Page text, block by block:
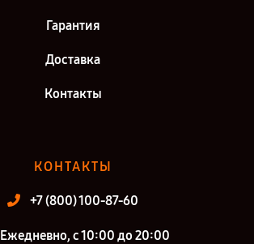
Гарантия
Доставка
Контакты
КОНТАКТЫ
+7 (800) 100-87-60
Ежедневно, с 10:00 до 20:00